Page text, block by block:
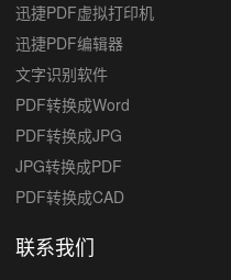
迅捷PDF编辑器
文字识别软件
PDF转换成Word
PDF转换成JPG
JPG转换成PDF
PDF转换成CAD
联系我们